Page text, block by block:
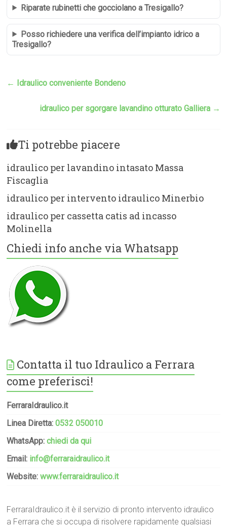
Riparate rubinetti che gocciolano a Tresigallo?
Posso richiedere una verifica dell’impianto idrico a
Tresigallo?
← Idraulico conveniente Bondeno
idraulico per sgorgare lavandino otturato Galliera →
Ti potrebbe piacere
idraulico per lavandino intasato Massa
Fiscaglia
idraulico per intervento idraulico Minerbio
idraulico per cassetta catis ad incasso
Molinella
Chiedi info anche via Whatsapp
Contatta il tuo Idraulico a Ferrara
come preferisci!
FerraraIdraulico.it
Linea Diretta:0532 050010
WhatsApp:chiedi da qui
Email: info@ferraraidraulico.it
Website:www.ferraraidraulico.it
FerraraIdraulico.it è il servizio di pronto intervento idraulico
a Ferrara che si occupa di risolvere rapidamente qualsiasi